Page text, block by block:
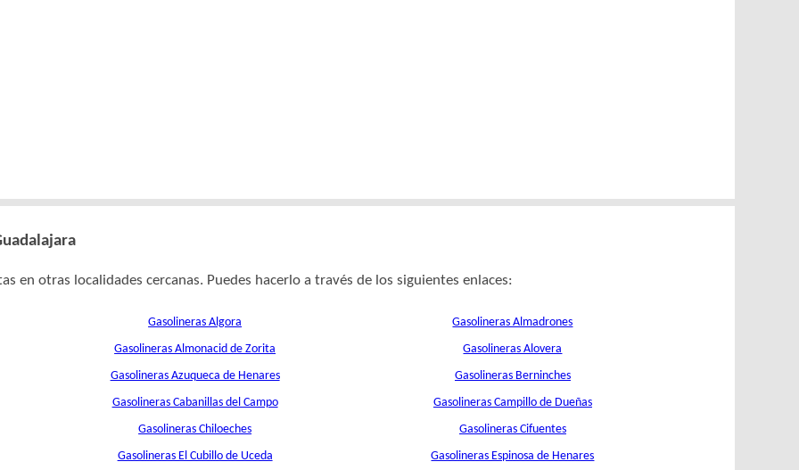
en otras localidades cercanas. Puedes hacerlo a través de los siguientes enlaces:
Gasolineras Algora Gasolineras Almadrones
Gasolineras Almonacid de Zorita Gasolineras Alovera
Gasolineras Azuqueca de Henares Gasolineras Berninches
Gasolineras Cabanillas del Campo Gasolineras Campillo de Dueñas
Gasolineras Chiloeches Gasolineras Cifuentes
Gasolineras El Cubillo de Uceda Gasolineras Espinosa de Henares